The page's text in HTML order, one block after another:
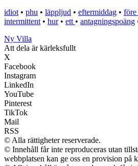
idiot • phu • läppljud • eftermiddag • före
intermittent • hur• ett • antagningspoäng
Ny Villa
Att dela är kärleksfullt
X
Facebook
Instagram
LinkedIn
YouTube
Pinterest
TikTok
Mail
RSS
© Alla rättigheter reserverade.
© Innehåll får inte reproduceras utan
webbplatsen kan ge oss en provision på